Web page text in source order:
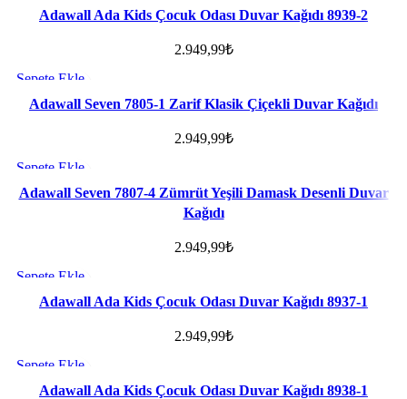
Favorilere ekle
Adawall Ada Kids Çocuk Odası Duvar Kağıdı 8939-2
2.949,99₺
Sepete Ekle
Favorilere ekle
Adawall Seven 7805-1 Zarif Klasik Çiçekli Duvar Kağıdı
2.949,99₺
Sepete Ekle
Favorilere ekle
Adawall Seven 7807-4 Zümrüt Yeşili Damask Desenli Duvar
Kağıdı
2.949,99₺
Sepete Ekle
Favorilere ekle
Adawall Ada Kids Çocuk Odası Duvar Kağıdı 8937-1
2.949,99₺
Sepete Ekle
Favorilere ekle
Adawall Ada Kids Çocuk Odası Duvar Kağıdı 8938-1